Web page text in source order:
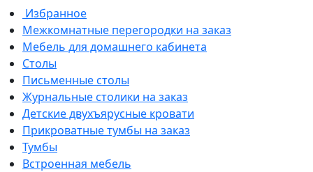
Избранное
Межкомнатные перегородки на заказ
Мебель для домашнего кабинета
Столы
Письменные столы
Журнальные столики на заказ
Детские двухъярусные кровати
Прикроватные тумбы на заказ
Тумбы
Встроенная мебель